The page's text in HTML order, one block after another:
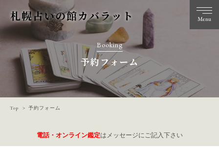
札幌占いの館カバラット Menu
Booking
予約フォーム
Top 予約フォーム
電話・オンライン鑑定はメッセージにご記入下さい